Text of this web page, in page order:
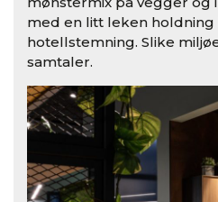
med en litt leken
hotellstemning. Slike
samtaler.